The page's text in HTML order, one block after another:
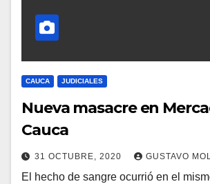
CAUCA JUDICIALES
Nueva masacre en
Cauca
31 OCTUBRE, 2020 GUSTAVO
El hecho de sangre ocurrió en el